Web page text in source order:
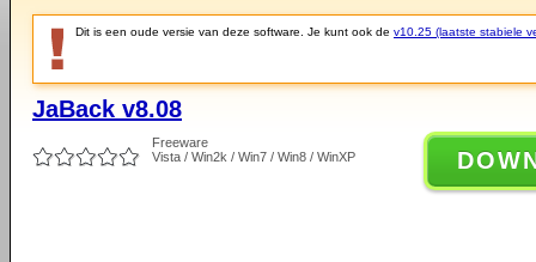
Dit is een oude versie van deze software. Je kunt ook de v10.25 (laatste stabiele
JaBack v8.08
Freeware
Vista / Win2k / Win7 / Win8 / WinXP